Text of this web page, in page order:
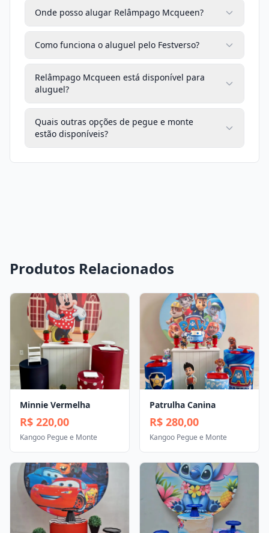
Onde posso alugar Relâmpago Mcqueen?
Como funciona o aluguel pelo Festverso?
Relâmpago Mcqueen está disponível para
aluguel?
Quais outras opções de pegue e monte
estão disponíveis?
Produtos Relacionados
Minnie Vermelha
R$ 220,00
Kangoo Pegue e Monte
Patrulha Canina
R$ 280,00
Kangoo Pegue e Monte